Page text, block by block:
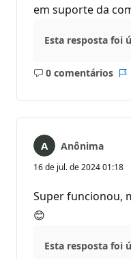
em suporte da
Esta resposta foi
0 comentários
Sem
Anônima
16 de jul. de 2024 01:18
Super funcionou,
😊
Esta resposta foi